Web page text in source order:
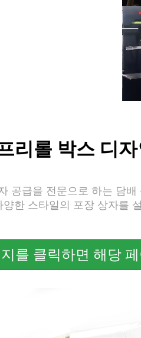
리롤 박스 디
공급을 전문으로 하는 담
양한 스타일의 포장 상자를
를 클릭하면 해당